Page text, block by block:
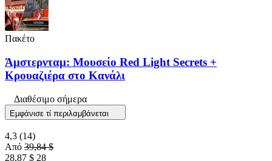
Πακέτο
Άμστερνταμ: Μουσείο Red Light Secrets +
Κρουαζιέρα στο Κανάλι
Διαθέσιμο σήμερα
Εμφάνισε τί περιλαμβάνεται
4,3 (14)
Από 39,84 $
28,87 $ 28